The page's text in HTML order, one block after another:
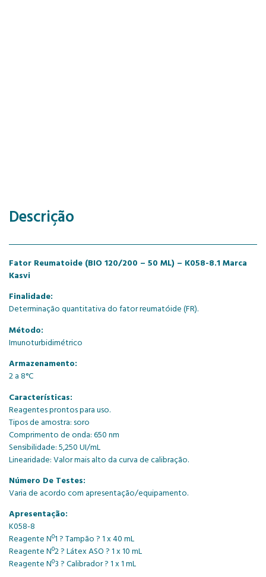
Descrição
Fator Reumatoide (BIO 120/200 – 50 ML) – K058-8.1 Marca
Kasvi
Finalidade:
Determinação quantitativa do fator reumatóide (FR).
Método:
Imunoturbidimétrico
Armazenamento:
2 a 8°C
Características:
Reagentes prontos para uso.
Tipos de amostra: soro
Comprimento de onda: 650 nm
Sensibilidade: 5,250 UI/mL
Linearidade: Valor mais alto da curva de calibração.
Número De Testes:
Varia de acordo com apresentação/equipamento.
Apresentação:
K058-8
Reagente Nº1 ? Tampão ? 1 x 40 mL
Reagente Nº2 ? Látex ASO ? 1 x 10 mL
Reagente Nº3 ? Calibrador ? 1 x 1 mL